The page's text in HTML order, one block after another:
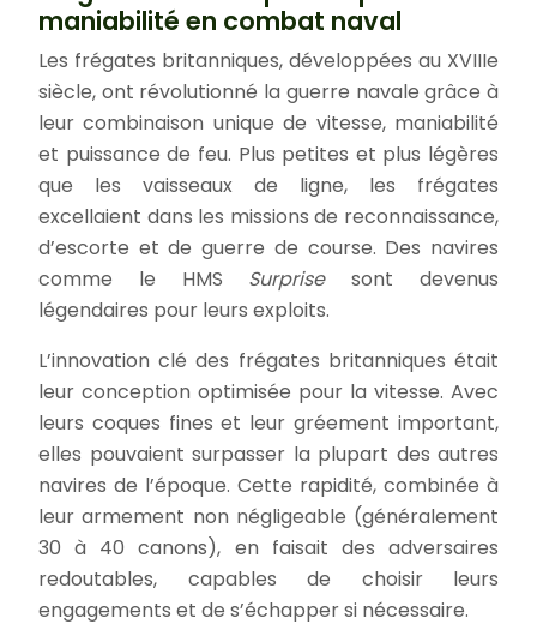
maniabilité en combat naval
Les frégates britanniques, développées au XVIIIe
siècle, ont révolutionné la guerre navale grâce à
leur combinaison unique de vitesse, maniabilité
et puissance de feu. Plus petites et plus légères
que les vaisseaux de ligne, les frégates
excellaient dans les missions de reconnaissance,
d’escorte et de guerre de course. Des navires
comme le HMS Surprisesont devenus
légendaires pour leurs exploits.
L’innovation clé des frégates britanniques était
leur conception optimisée pour la vitesse. Avec
leurs coques fines et leur gréement important,
elles pouvaient surpasser la plupart des autres
navires de l’époque. Cette rapidité, combinée à
leur armement non négligeable (généralement
30 à 40 canons), en faisait des adversaires
redoutables, capables de choisir leurs
engagements et de s’échapper si nécessaire.